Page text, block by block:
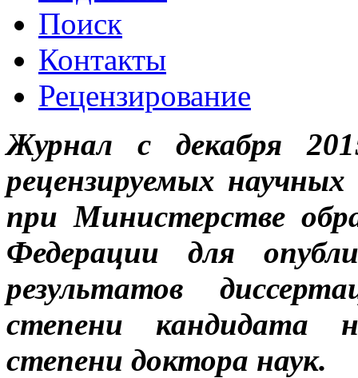
Поиск
Контакты
Рецензирование
Журнал с декабря
рецензируемых
при Министерстве
Федерации для
результатов
степени кандидата
степени доктора наук.